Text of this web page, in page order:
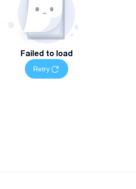
Failed to load
Retry